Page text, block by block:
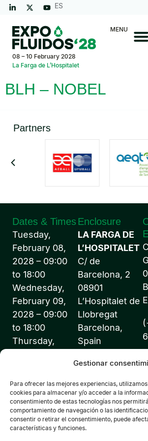
Gestionar
Para ofrecer las mejores experiencias,
cookies para almacenar y/o acceder a la
consentimiento de estas tecnologías nos
comportamiento de navegación o las
consentir o retirar el consentimiento, puede
características y funciones.
ES
08 – 10 February 2028
La Farga de L’Hospitalet
MENU
BLH – NOBEL
Partners
Dates & Times
Tuesday,
February 08,
2028 – 09:00
to 18:00
Wednesday,
February 09,
2028 – 09:00
to 18:00
Thursday,
to 18:00
Enclosure
LA FARGA DE
L’HOSPITALET
C/ de
Barcelona, 2
08901
L’Hospitalet de
Llobregat
Barcelona,
Spain